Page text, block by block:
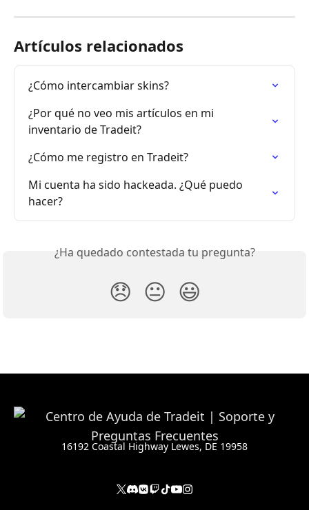
Artículos relacionados
¿Cómo intercambiar skins?
¿Por qué no veo mis artículos en mi
inventario de Tradeit?
¿Cómo me registro en Tradeit?
Mi cuenta ha sido hackeada. ¿Qué puedo
hacer?
¿Ha quedado contestada tu pregunta?
😞 😐 😃
16192 Coastal Highway Lewes, DE 19958